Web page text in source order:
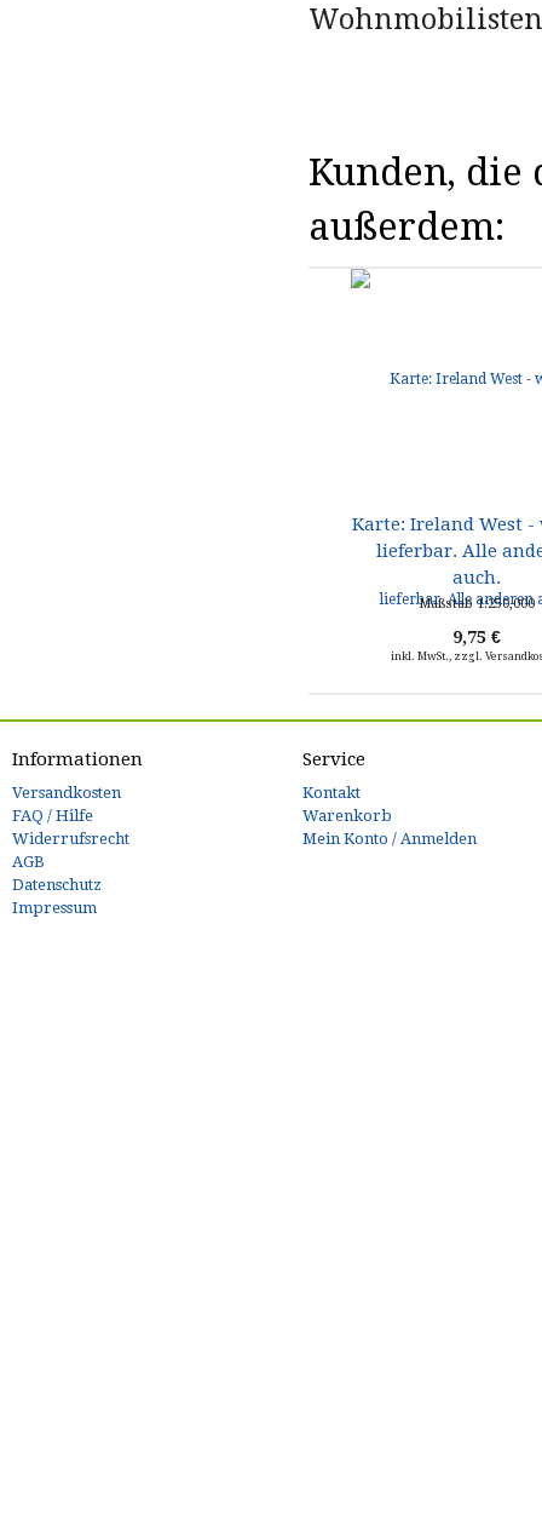
Kunden, die
außerdem:
Karte: Ireland West -
lieferbar. Alle
auch.
Maßstab 1:250,000
9,75 €
inkl. MwSt., zzgl.
Informationen
Versandkosten
FAQ / Hilfe
Widerrufsrecht
AGB
Datenschutz
Impressum
Service
Kontakt
Warenkorb
Mein Konto / Anmelden